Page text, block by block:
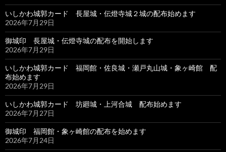
いしかわ城郭カード 長屋城・伝燈寺城２城の配布始めます
2026年7月29日
御城印 長屋城・伝燈寺城の配布を開始します
2026年7月29日
いしかわ城郭カード 福岡館・佐良城・瀬戸丸山城・象ヶ崎館 配
布始めます
2026年7月29日
いしかわ城郭カード 坊廻城・上河合城 配布始めます
2026年7月27日
御城印 福岡館・象ヶ崎館の配布を始めます
2026年7月24日